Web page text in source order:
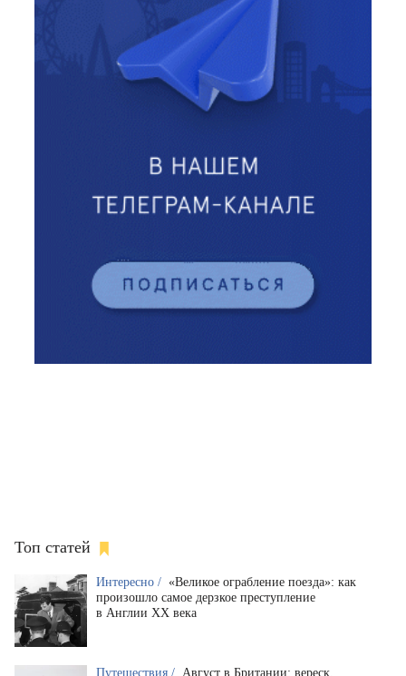
Топ статей
Интересно / «Великое ограбление поезда»: как
произошло самое дерзкое преступление
в Англии XX века
Путешествия / Август в Британии: вереск,